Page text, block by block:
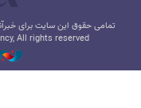
تمامی حقوق این سایت برای
All rights reserved